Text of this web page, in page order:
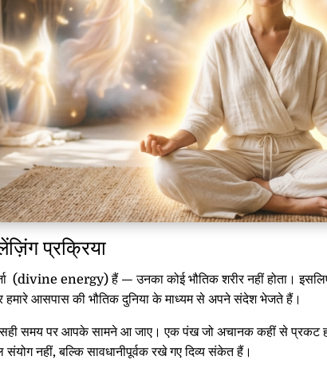
प्रक्रिया
(divine energy) हैं — उनका कोई भौतिक शरीर नहीं होता।
हमारे आसपास की भौतिक दुनिया के माध्यम से अपने संदेश भेजते हैं।
समय पर आपके सामने आ जाए। एक पंख जो अचानक कहीं से प्रकट हो
नहीं, बल्कि सावधानीपूर्वक रखे गए दिव्य संकेत हैं।